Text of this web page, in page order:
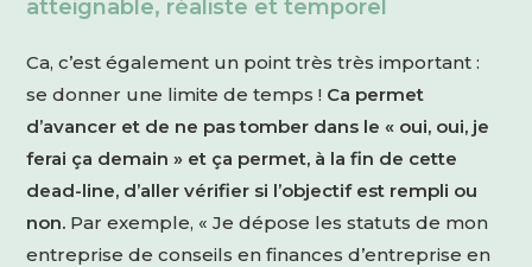
atteignable, réaliste et temporel
Ca, c’est également un point très très important :
se donner une limite de temps ! Ca permet
d’avancer et de ne pas tomber dans le « oui, oui, je
ferai ça demain » et ça permet, à la fin de cette
dead-line, d’aller vérifier si l’objectif est rempli ou
non. Par exemple, « Je dépose les statuts de mon
entreprise de conseils en finances d’entreprise en